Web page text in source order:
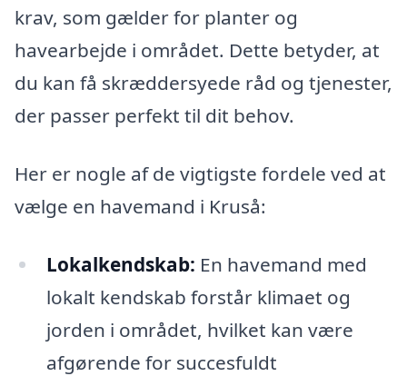
krav, som gælder for planter og
havearbejde i området. Dette betyder, at
du kan få skræddersyede råd og tjenester,
der passer perfekt til dit behov.
Her er nogle af de vigtigste fordele ved at
vælge en havemand i Kruså:
Lokalkendskab: En havemand med
lokalt kendskab forstår klimaet og
jorden i området, hvilket kan være
afgørende for succesfuldt